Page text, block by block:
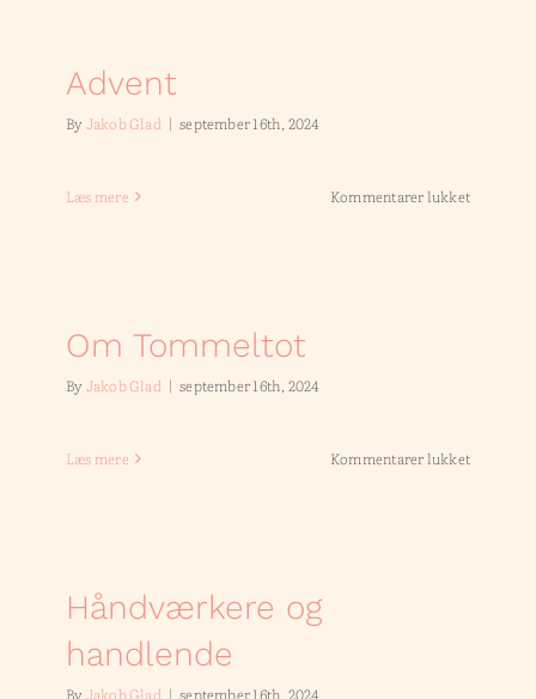
Advent
ByJakob Glad | september 16th, 2024
Læs mere Kommentarer lukkettil
Om Tommeltot
ByJakob Glad | september 16th, 2024
Læs mere Kommentarer lukkettil
Håndværkere og
handlende
ByJakob Glad | september 16th, 2024